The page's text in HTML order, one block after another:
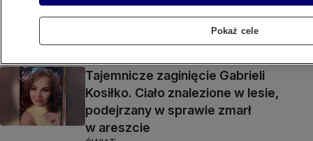
swojej matki. Mija rok od śmierci
Elżbiety II
Tajemnicze zaginięcie Gabrieli
Kosiłko. Ciało znalezione w lesie,
podejrzany w sprawie zmarł
w areszcie
Pokaż cele